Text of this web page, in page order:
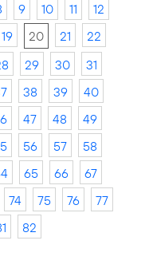
9 10 11
12
19 20 21
22
29 30
31
38 39
40
47 48
49
56 57
58
65 66
67
74 75 76
77
82